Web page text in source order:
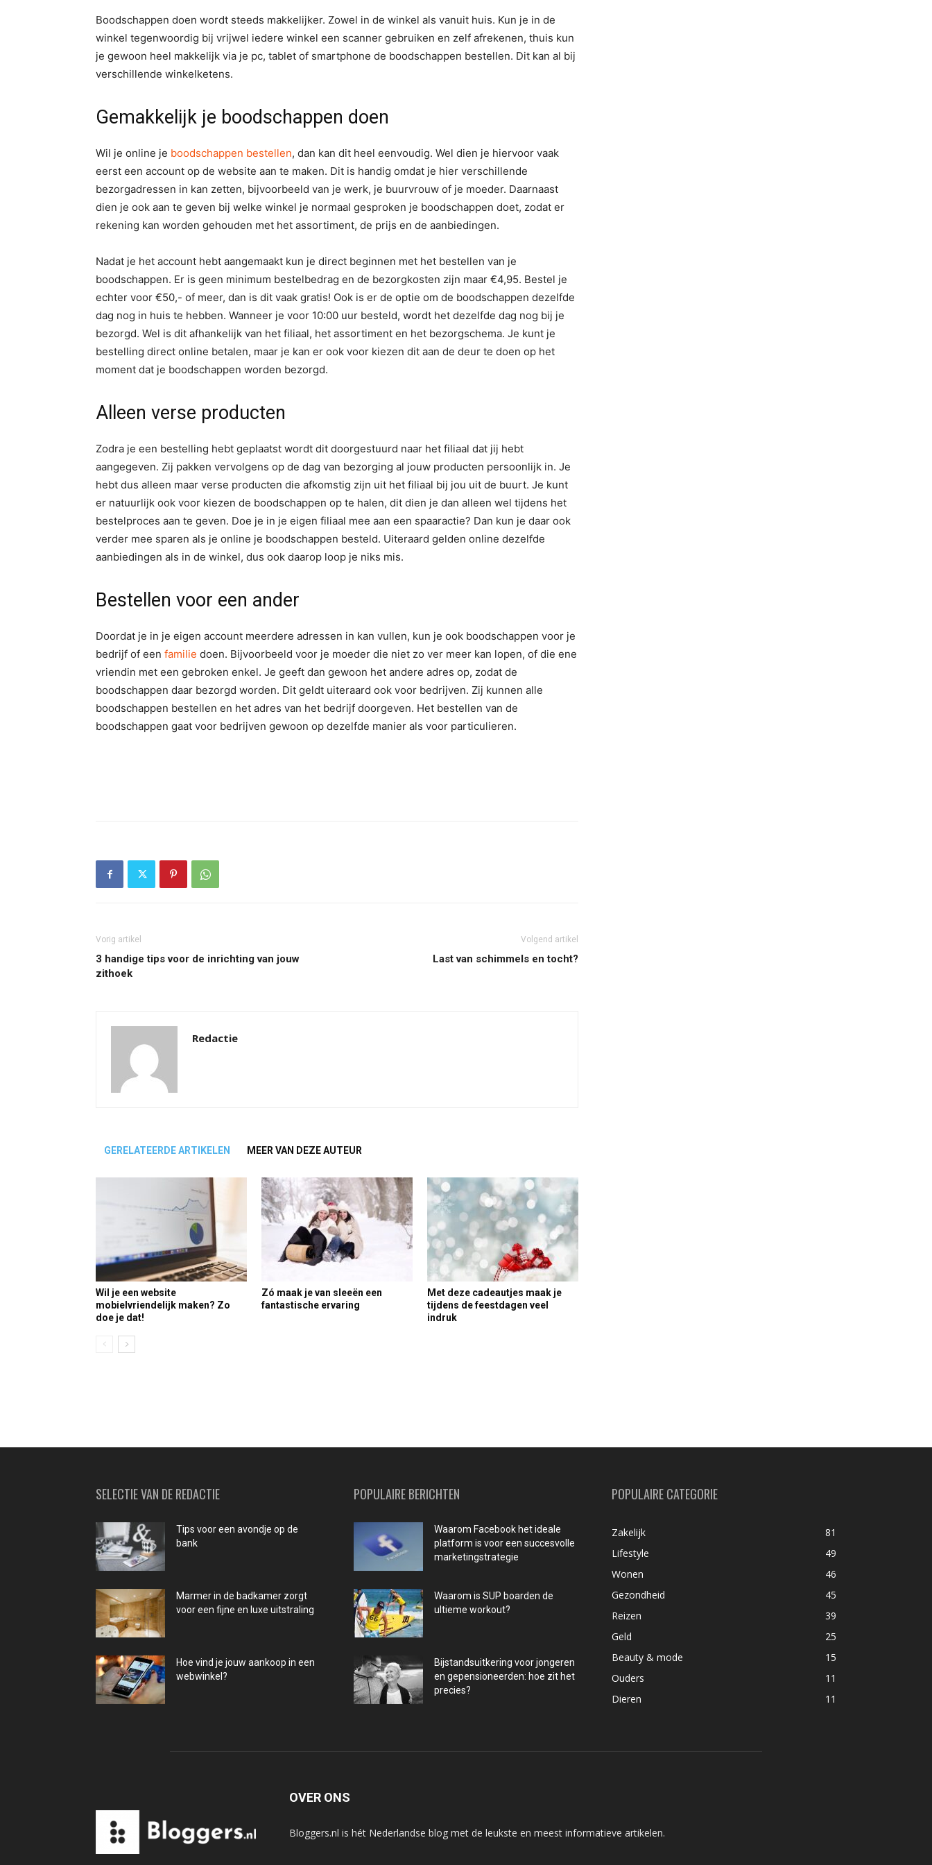
Boodschappen doen wordt steeds makkelijker. Zowel in de winkel als vanuit huis. Kun je in de
winkel tegenwoordig bij vrijwel iedere winkel een scanner gebruiken en zelf afrekenen, thuis kun
je gewoon heel makkelijk via je pc, tablet of smartphone de boodschappen bestellen. Dit kan al bij
verschillende winkelketens.
Gemakkelijk je boodschappen doen
Wil je online je boodschappen bestellen, dan kan dit heel eenvoudig. Wel dien je hiervoor vaak
eerst een account op de website aan te maken. Dit is handig omdat je hier verschillende
bezorgadressen in kan zetten, bijvoorbeeld van je werk, je buurvrouw of je moeder. Daarnaast
dien je ook aan te geven bij welke winkel je normaal gesproken je boodschappen doet, zodat er
rekening kan worden gehouden met het assortiment, de prijs en de aanbiedingen.
Nadat je het account hebt aangemaakt kun je direct beginnen met het bestellen van je
boodschappen. Er is geen minimum bestelbedrag en de bezorgkosten zijn maar €4,95. Bestel je
echter voor €50,- of meer, dan is dit vaak gratis! Ook is er de optie om de boodschappen dezelfde
dag nog in huis te hebben. Wanneer je voor 10:00 uur besteld, wordt het dezelfde dag nog bij je
bezorgd. Wel is dit afhankelijk van het filiaal, het assortiment en het bezorgschema. Je kunt je
bestelling direct online betalen, maar je kan er ook voor kiezen dit aan de deur te doen op het
moment dat je boodschappen worden bezorgd.
Alleen verse producten
Zodra je een bestelling hebt geplaatst wordt dit doorgestuurd naar het filiaal dat jij hebt
aangegeven. Zij pakken vervolgens op de dag van bezorging al jouw producten persoonlijk in. Je
hebt dus alleen maar verse producten die afkomstig zijn uit het filiaal bij jou uit de buurt. Je kunt
er natuurlijk ook voor kiezen de boodschappen op te halen, dit dien je dan alleen wel tijdens het
bestelproces aan te geven. Doe je in je eigen filiaal mee aan een spaaractie? Dan kun je daar ook
verder mee sparen als je online je boodschappen besteld. Uiteraard gelden online dezelfde
aanbiedingen als in de winkel, dus ook daarop loop je niks mis.
Bestellen voor een ander
Doordat je in je eigen account meerdere adressen in kan vullen, kun je ook boodschappen voor je
bedrijf of een familie doen. Bijvoorbeeld voor je moeder die niet zo ver meer kan lopen, of die ene
vriendin met een gebroken enkel. Je geeft dan gewoon het andere adres op, zodat de
boodschappen daar bezorgd worden. Dit geldt uiteraard ook voor bedrijven. Zij kunnen alle
boodschappen bestellen en het adres van het bedrijf doorgeven. Het bestellen van de
boodschappen gaat voor bedrijven gewoon op dezelfde manier als voor particulieren.
Vorig artikel
3 handige tips voor de inrichting van jouw
zithoek
Volgend artikel
Last van schimmels en tocht?
Redactie
GERELATEERDE ARTIKELEN MEER VAN DEZE AUTEUR
Wil je een website
mobielvriendelijk maken? Zo
doe je dat!
Zó maak je van sleeën een
fantastische ervaring
Met deze cadeautjes maak je
tijdens de feestdagen veel
indruk
SELECTIE VAN DE REDACTIE
Tips voor een avondje op de
bank
Marmer in de badkamer zorgt
voor een fijne en luxe uitstraling
Hoe vind je jouw aankoop in een
webwinkel?
POPULAIRE BERICHTEN
Waarom Facebook het ideale
platform is voor een succesvolle
marketingstrategie
Waarom is SUP boarden de
ultieme workout?
Bijstandsuitkering voor jongeren
en gepensioneerden: hoe zit het
precies?
POPULAIRE CATEGORIE
Zakelijk
81
Lifestyle
49
Wonen
46
Gezondheid
45
Reizen
39
Geld
25
Beauty & mode
15
Ouders
11
Dieren
11
OVER ONS
Bloggers.nl is hét Nederlandse blog met de leukste en meest informatieve artikelen.